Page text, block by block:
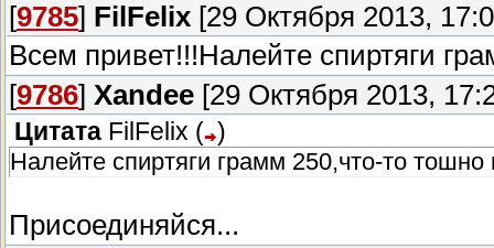
[9785] FilFelix [29 Октября 2013,
Всем привет!!!Налейте спиртяги
[9786] Xandee [29 Октября 2013,
Цитата FilFelix ( )
Налейте спиртяги грамм 250,что-то
Присоединяйся...